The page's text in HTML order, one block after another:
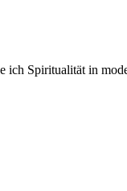
Spiritualität in